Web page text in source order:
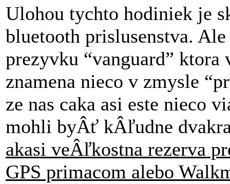
Ulohou tychto hodiniek je
bluetooth prislusenstva.
prezyvku “vanguard”
znamena nieco v zmysle
ze nas caka asi este nieco
mohli byÂť kÂľudne
akasi veÂľkostna rezerva
GPS primacom alebo